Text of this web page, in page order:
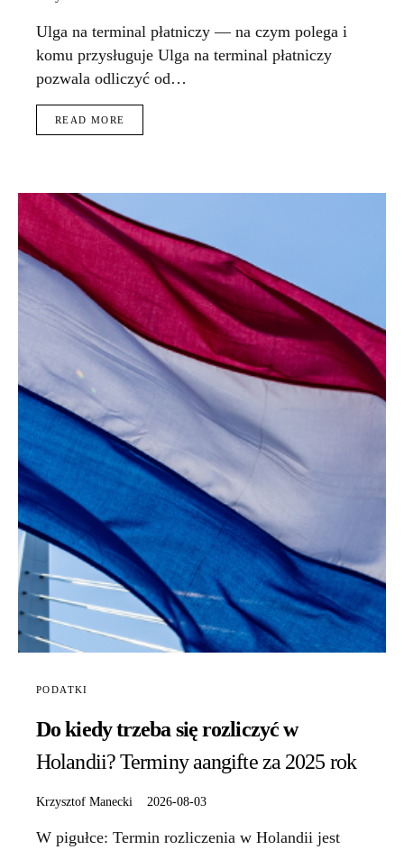
Ulga na terminal płatniczy — na czym polega i
komu przysługuje Ulga na terminal płatniczy
pozwala odliczyć od…
READ MORE
PODATKI
Do kiedy trzeba się rozliczyć w
Holandii? Terminy aangifte za 2025 rok
Krzysztof Manecki 2026-08-03
W pigułce: Termin rozliczenia w Holandii jest